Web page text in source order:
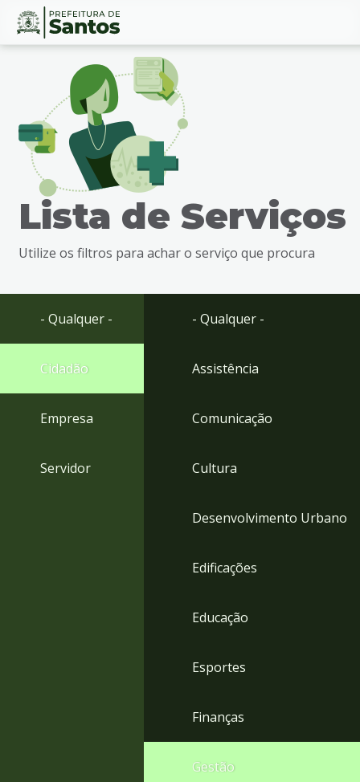
Ir
busca
Ir
rodapé
Conteúdo
Lista de Serviços
Utilize os filtros para achar o serviço que procura
- Qualquer -
Cidadão
Empresa
Servidor
- Qualquer -
Assistência
Comunicação
Cultura
Desenvolvimento Urbano
Edificações
Educação
Esportes
Finanças
Gestão